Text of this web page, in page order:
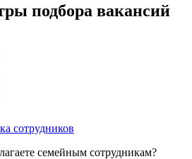
подбора вакансий
сотрудников
семейным сотрудникам?